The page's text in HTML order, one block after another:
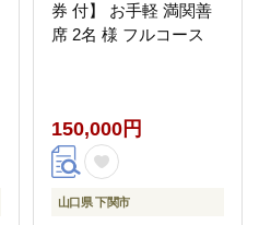
券 付】 お手軽 満関善
席 2名 様 フルコース
150,000円
山口県 下関市